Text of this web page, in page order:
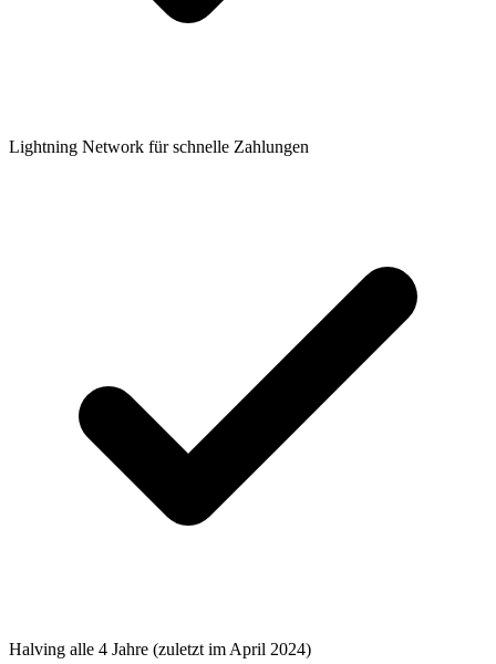
Lightning Network für schnelle Zahlungen
Halving alle 4 Jahre (zuletzt im April 2024)